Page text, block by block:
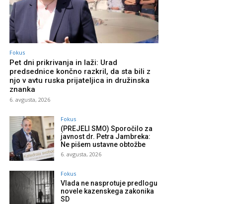
Fokus
Pet dni prikrivanja in laži: Urad
predsednice končno razkril, da sta bili z
njo v avtu ruska prijateljica in družinska
znanka
6. avgusta, 2026
Fokus
(PREJELI SMO) Sporočilo za
javnost dr. Petra Jambreka:
Ne pišem ustavne obtožbe
6. avgusta, 2026
Fokus
Vlada ne nasprotuje predlogu
novele kazenskega zakonika
SD